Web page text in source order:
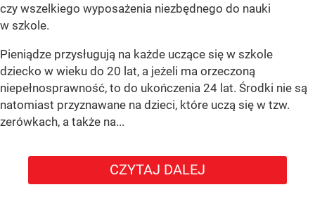
czy wszelkiego wyposażenia niezbędnego do nauki
w szkole.
Pieniądze przysługują na każde uczące się w szkole
dziecko w wieku do 20 lat, a jeżeli ma orzeczoną
niepełnosprawność, to do ukończenia 24 lat. Środki nie są
natomiast przyznawane na dzieci, które uczą się w tzw.
zerówkach, a także na...
CZYTAJ DALEJ